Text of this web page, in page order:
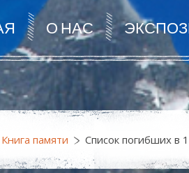
О НАС
Книга памяти Список погибших в